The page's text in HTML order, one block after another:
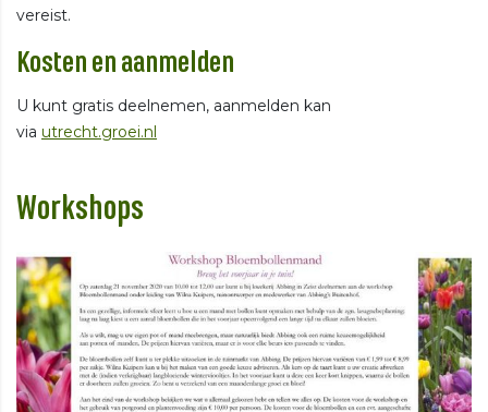
vereist.
Kosten en aanmelden
U kunt gratis deelnemen, aanmelden kan
via utrecht.groei.nl
Workshops